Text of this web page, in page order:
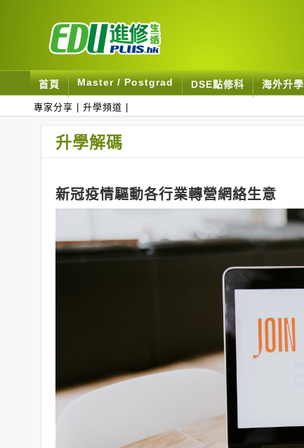
首頁 Master / Postgrad DSE點修科 海外升學
專家分享 升學頻道
升學解碼
新冠疫情驅動各行業轉營網絡生意